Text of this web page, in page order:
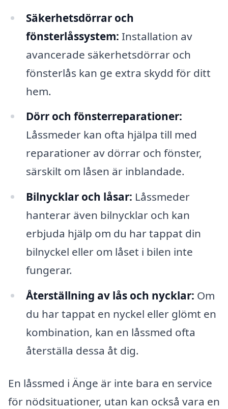
Säkerhetsdörrar och
fönsterlåssystem: Installation av
avancerade säkerhetsdörrar och
fönsterlås kan ge extra skydd för ditt
hem.
Dörr och fönsterreparationer:
Låssmeder kan ofta hjälpa till med
reparationer av dörrar och fönster,
särskilt om låsen är inblandade.
Bilnycklar och låsar: Låssmeder
hanterar även bilnycklar och kan
erbjuda hjälp om du har tappat din
bilnyckel eller om låset i bilen inte
fungerar.
Återställning av lås och nycklar: Om
du har tappat en nyckel eller glömt en
kombination, kan en låssmed ofta
återställa dessa åt dig.
En låssmed i Änge är inte bara en service
för nödsituationer, utan kan också vara en